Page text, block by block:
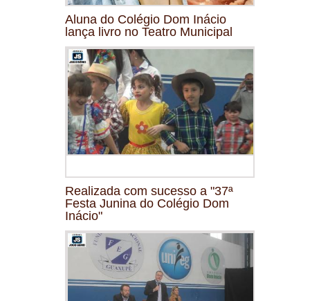
Aluna do Colégio Dom Inácio
lança livro no Teatro Municipal
Realizada com sucesso a "37ª
Festa Junina do Colégio Dom
Inácio"